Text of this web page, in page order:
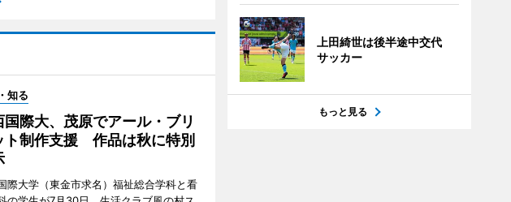
知る
国際大、茂原でアール・ブリ
ト制作支援 作品は秋に特別
際大学（東金市求名）福祉総合学科と看
上田綺世は後半途中交代
サッカー
もっと見る